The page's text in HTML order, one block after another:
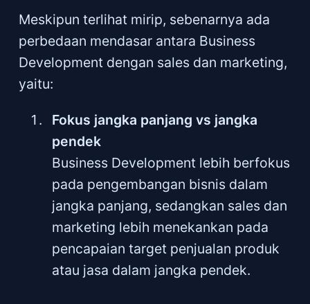
Meskipun terlihat mirip, sebenarnya ada
perbedaan mendasar antara Business
Development dengan sales dan marketing,
yaitu:
Fokus jangka panjang vs jangka
pendek
Business Development lebih berfokus
pada pengembangan bisnis dalam
jangka panjang, sedangkan sales dan
marketing lebih menekankan pada
pencapaian target penjualan produk
atau jasa dalam jangka pendek.